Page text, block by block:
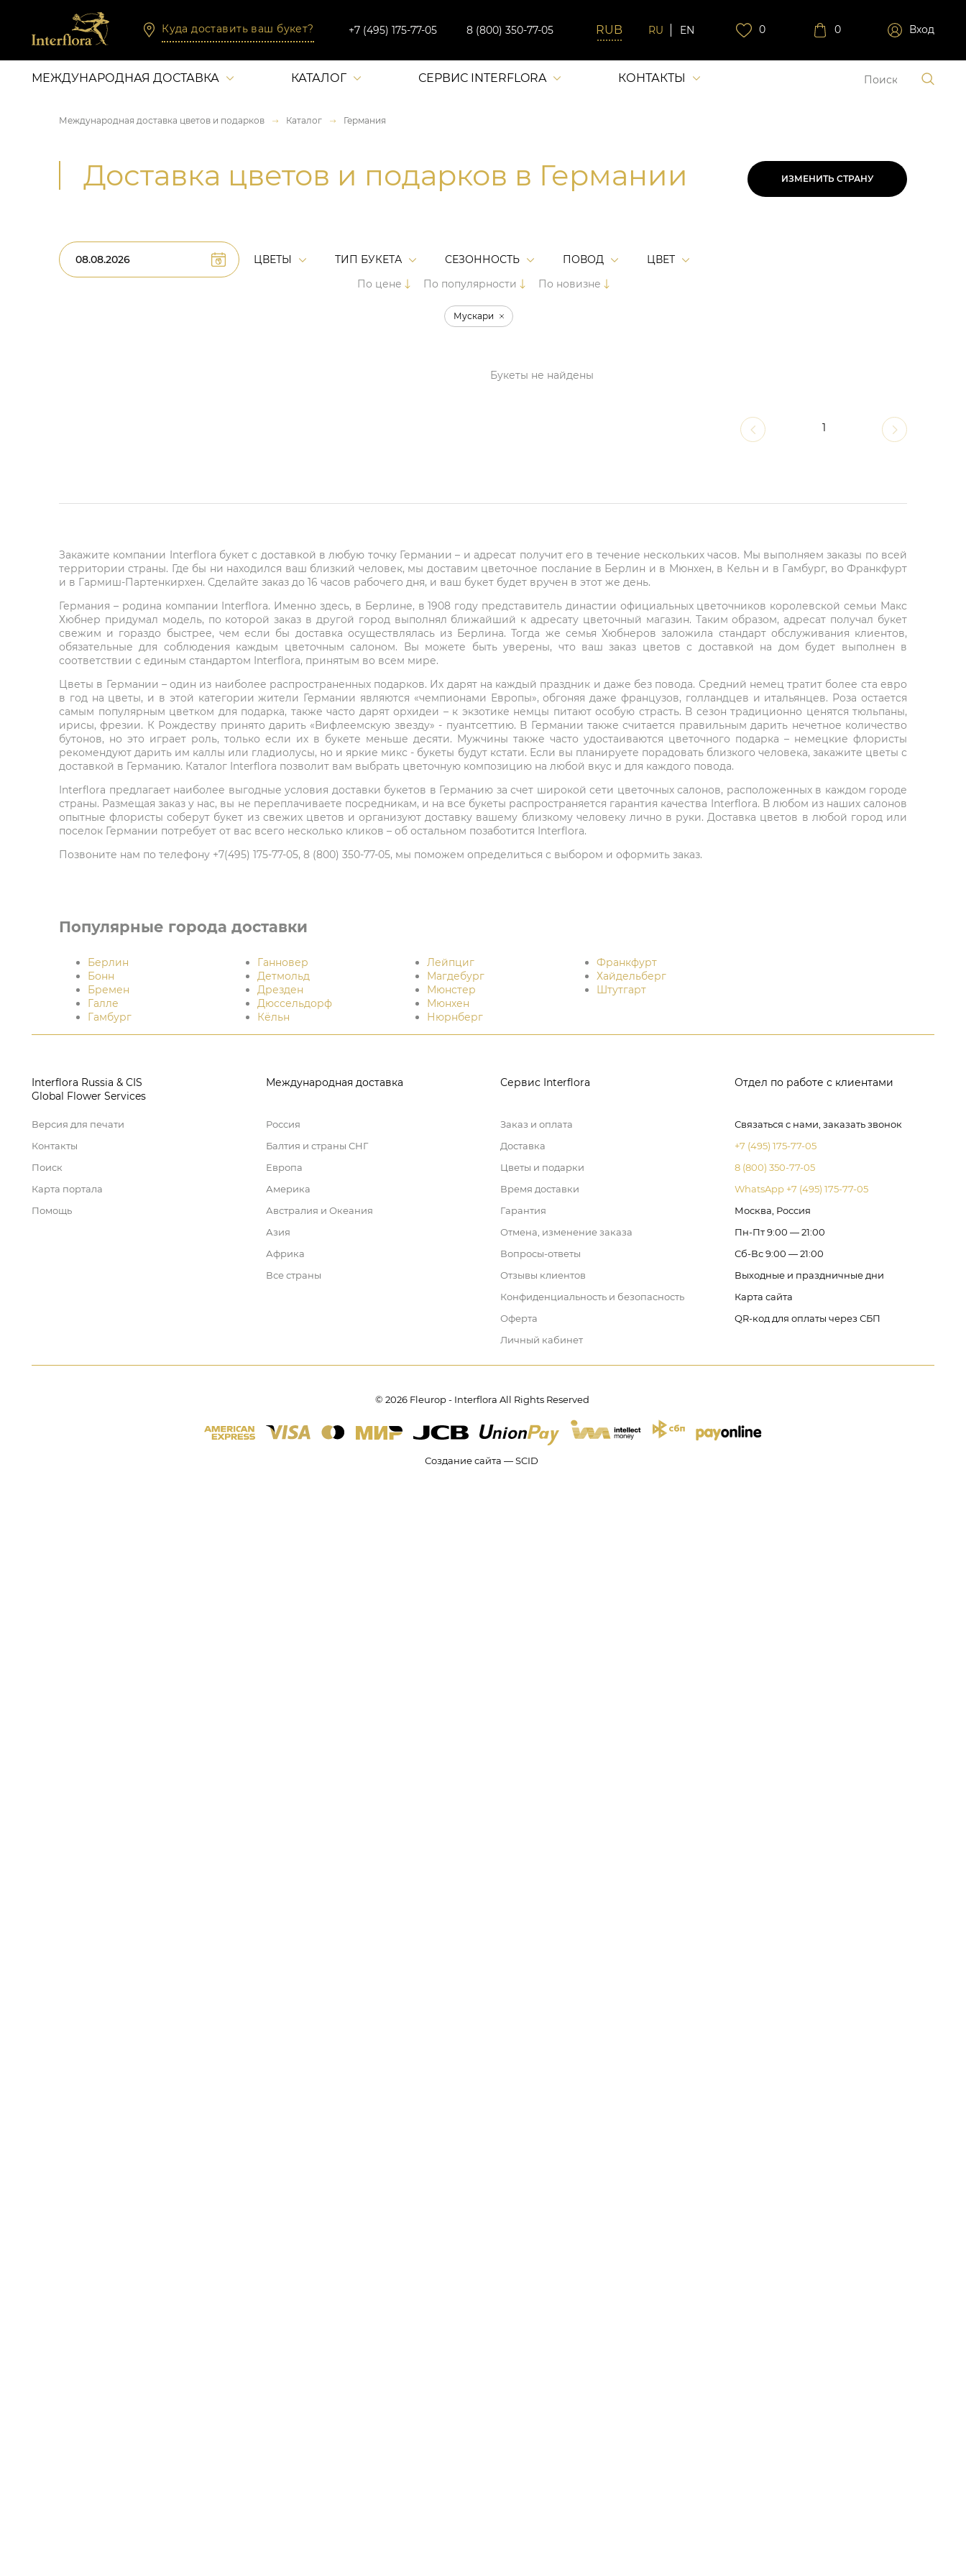
Куда доставить ваш букет? +7 (495) 175-77-05 8 (800) 350-77-05 RU EN 0 0 Вход
МЕЖДУНАРОДНАЯ ДОСТАВКА КАТАЛОГ СЕРВИС INTERFLORA КОНТАКТЫ
Международная доставка цветов и подарков Каталог Германия
Доставка цветов и подарков в Германии ИЗМЕНИТЬ СТРАНУ
ЦВЕТЫ ТИП БУКЕТА СЕЗОННОСТЬ ПОВОД
ЦВЕТ
По цене
По популярности По новизне
Мускари
Букеты не найдены
1
Закажите компании Interflora букет с доставкой в любую точку Германии – и адресат получит его в течение нескольких часов. Мы выполняем заказы по всей
территории страны. Где бы ни находился ваш близкий человек, мы доставим цветочное послание в Берлин и в Мюнхен, в Кельн и в Гамбург, во Франкфурт
и в Гармиш-Партенкирхен. Сделайте заказ до 16 часов рабочего дня, и ваш букет будет вручен в этот же день.
Германия – родина компании Interflora. Именно здесь, в Берлине, в 1908 году представитель династии официальных цветочников королевской семьи Макс
Хюбнер придумал модель, по которой заказ в другой город выполнял ближайший к адресату цветочный магазин. Таким образом, адресат получал букет
свежим и гораздо быстрее, чем если бы доставка осуществлялась из Берлина. Тогда же семья Хюбнеров заложила стандарт обслуживания клиентов,
обязательные для соблюдения каждым цветочным салоном. Вы можете быть уверены, что ваш заказ цветов с доставкой на дом будет выполнен в
соответствии с единым стандартом Interflora, принятым во всем мире.
Цветы в Германии – один из наиболее распространенных подарков. Их дарят на каждый праздник и даже без повода. Средний немец тратит более ста евро
в год на цветы, и в этой категории жители Германии являются «чемпионами Европы», обгоняя даже французов, голландцев и итальянцев. Роза остается
самым популярным цветком для подарка, также часто дарят орхидеи – к экзотике немцы питают особую страсть. В сезон традиционно ценятся тюльпаны,
ирисы, фрезии. К Рождеству принято дарить «Вифлеемскую звезду» - пуантсеттию. В Германии также считается правильным дарить нечетное количество
бутонов, но это играет роль, только если их в букете меньше десяти. Мужчины также часто удостаиваются цветочного подарка – немецкие флористы
рекомендуют дарить им каллы или гладиолусы, но и яркие микс - букеты будут кстати. Если вы планируете порадовать близкого человека, закажите цветы с
доставкой в Германию. Каталог Interflora позволит вам выбрать цветочную композицию на любой вкус и для каждого повода.
Interflora предлагает наиболее выгодные условия доставки букетов в Германию за счет широкой сети цветочных салонов, расположенных в каждом городе
страны. Размещая заказ у нас, вы не переплачиваете посредникам, и на все букеты распространяется гарантия качества Interflora. В любом из наших салонов
опытные флористы соберут букет из свежих цветов и организуют доставку вашему близкому человеку лично в руки. Доставка цветов в любой город или
поселок Германии потребует от вас всего несколько кликов – об остальном позаботится Interflora.
Позвоните нам по телефону +7(495) 175-77-05, 8 (800) 350-77-05, мы поможем определиться с выбором и оформить заказ.
Популярные города доставки
Берлин
Бонн
Бремен
Галле
Гамбург
Ганновер
Детмольд
Дрезден
Дюссельдорф
Кёльн
Лейпциг
Магдебург
Мюнстер
Мюнхен
Нюрнберг
Франкфурт
Хайдельберг
Штутгарт
Interflora Russia & CIS
Global Flower Services
Версия для печати
Контакты
Поиск
Карта портала
Помощь
Международная доставка
Россия
Балтия и страны СНГ
Европа
Америка
Австралия и Океания
Азия
Африка
Все страны
Сервис Interflora
Заказ и оплата
Доставка
Цветы и подарки
Время доставки
Гарантия
Отмена, изменение заказа
Вопросы-ответы
Отзывы клиентов
Конфиденциальность и безопасность
Оферта
Личный кабинет
Отдел по работе с клиентами
Связаться с нами, заказать звонок
+7 (495) 175-77-05
8 (800) 350-77-05
WhatsApp +7 (495) 175-77-05
Москва, Россия
Пн-Пт 9:00 — 21:00
Сб-Вс 9:00 — 21:00
Выходные и праздничные дни
Карта сайта
QR-код для оплаты через СБП
© 2026 Fleurop - Interflora All Rights Reserved
Создание сайта — SCID